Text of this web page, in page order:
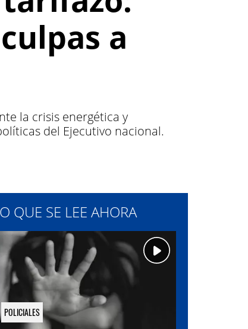
a
la crisis energética y
del Ejecutivo nacional.
QUE SE LEE AHORA
POLICIALES